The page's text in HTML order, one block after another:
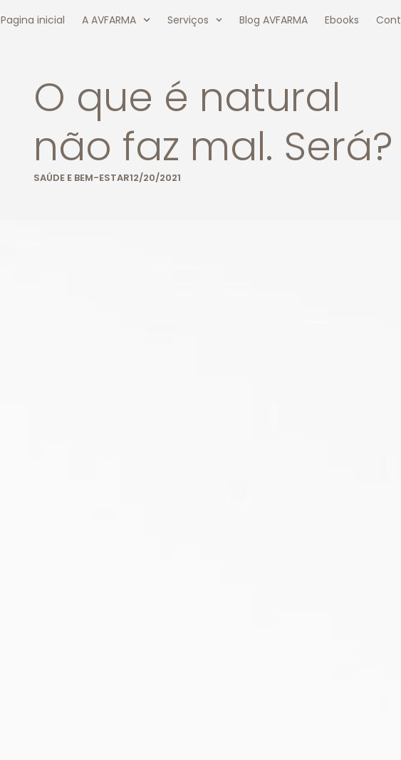
Pagina inicial A AVFARMA Serviços Blog AVFARMA Ebooks
O que é natural
não faz mal. Será?
SAÚDE E BEM-ESTAR12/20/2021